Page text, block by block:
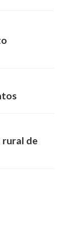
rural de